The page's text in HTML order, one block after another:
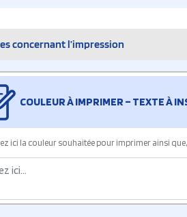
concernant l’impression
COULEUR À IMPRIMER – TEXTE À
ici la couleur souhaitée pour imprimer ainsi que,